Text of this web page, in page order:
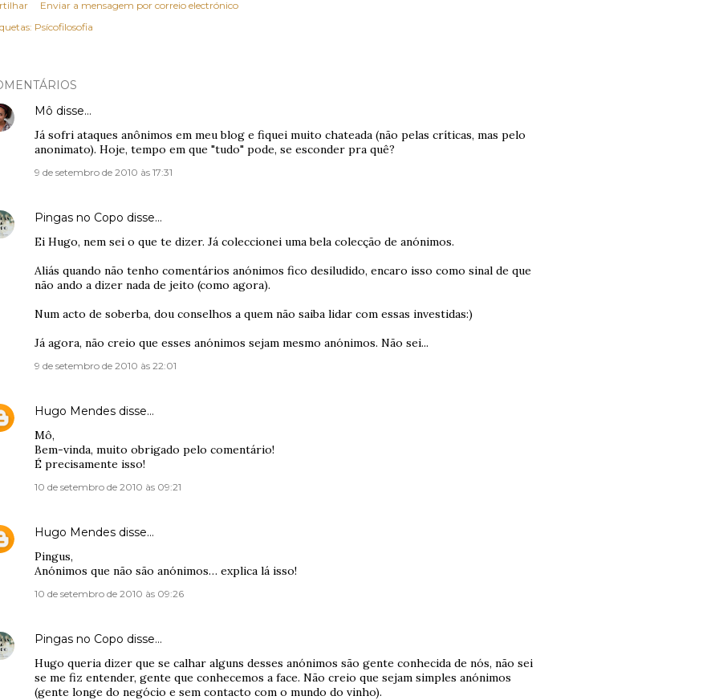
Enviar a mensagem por correio electrónico
Psícofilosofia
Mô disse…
Já sofri ataques anônimos em meu blog e fiquei muito chateada (não pelas críticas, mas pelo
anonimato). Hoje, tempo em que "tudo" pode, se esconder pra quê?
9 de setembro de 2010 às 17:31
Pingas no Copo disse…
Ei Hugo, nem sei o que te dizer. Já coleccionei uma bela colecção de anónimos.
Aliás quando não tenho comentários anónimos fico desiludido, encaro isso como sinal de que
não ando a dizer nada de jeito (como agora).
Num acto de soberba, dou conselhos a quem não saiba lidar com essas investidas:)
Já agora, não creio que esses anónimos sejam mesmo anónimos. Não sei...
9 de setembro de 2010 às 22:01
Hugo Mendes disse…
Mô,
Bem-vinda, muito obrigado pelo comentário!
É precisamente isso!
10 de setembro de 2010 às 09:21
Hugo Mendes disse…
Pingus,
Anónimos que não são anónimos… explica lá isso!
10 de setembro de 2010 às 09:26
Pingas no Copo disse…
Hugo queria dizer que se calhar alguns desses anónimos são gente conhecida de nós, não sei
se me fiz entender, gente que conhecemos a face. Não creio que sejam simples anónimos
(gente longe do negócio e sem contacto com o mundo do vinho).